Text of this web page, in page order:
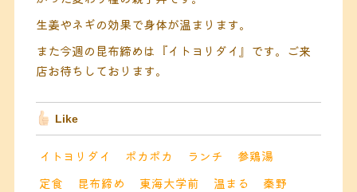
生姜やネギの効果で身体が温まります。
また今週の昆布締めは『イトヨリダイ』です。ご来
店お待ちしております。
Like
イトヨリダイ ポカポカ ランチ
参鶏湯
定食
昆布締め 東海大学前 温まる
秦野